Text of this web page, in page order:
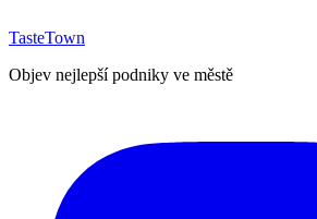
TasteTown
Objev nejlepší podniky ve městě